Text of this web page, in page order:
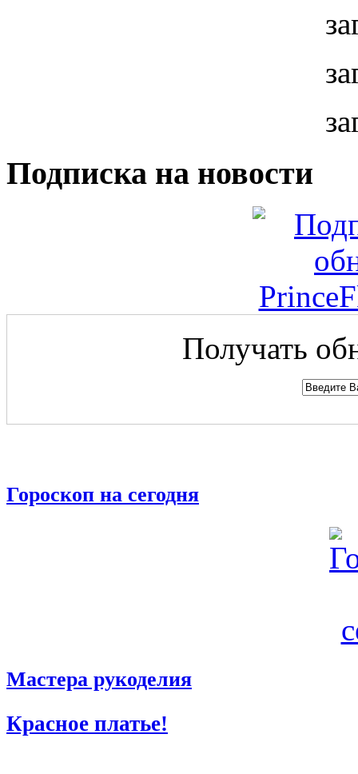
Подписка на новости
Получать
Гороскоп на сегодня
Мастера рукоделия
Красное платье!